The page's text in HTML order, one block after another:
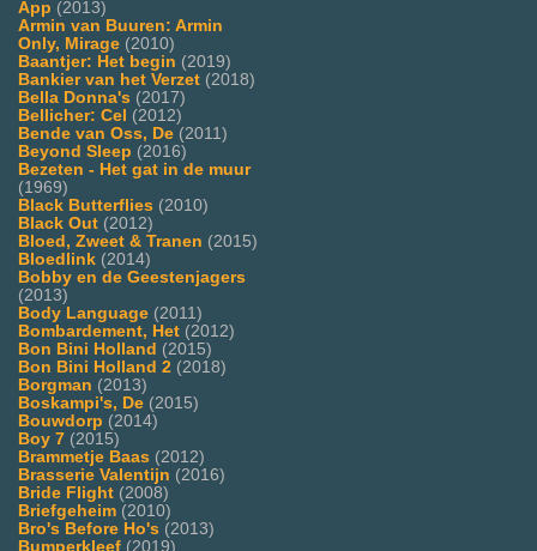
App (2013)
Armin van Buuren: Armin
Only, Mirage (2010)
Baantjer: Het begin (2019)
Bankier van het Verzet (2018)
Bella Donna's (2017)
Bellicher: Cel (2012)
Bende van Oss, De (2011)
Beyond Sleep (2016)
Bezeten - Het gat in de muur
(1969)
Black Butterflies (2010)
Black Out (2012)
Bloed, Zweet & Tranen (2015)
Bloedlink (2014)
Bobby en de Geestenjagers
(2013)
Body Language (2011)
Bombardement, Het (2012)
Bon Bini Holland (2015)
Bon Bini Holland 2 (2018)
Borgman (2013)
Boskampi's, De (2015)
Bouwdorp (2014)
Boy 7 (2015)
Brammetje Baas (2012)
Brasserie Valentijn (2016)
Bride Flight (2008)
Briefgeheim (2010)
Bro's Before Ho's (2013)
Bumperkleef (2019)